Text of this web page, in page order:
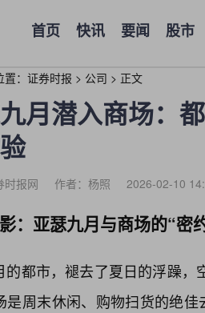
首页 快讯 要闻 股市
： 证券时报 > 公司 > 正文
月潜入商场：
时报网 作者：杨照 2026-02-10
：亚瑟九月与商场的“密
的都市，褪去了夏日的浮躁
是周末休闲、购物扫货的绝